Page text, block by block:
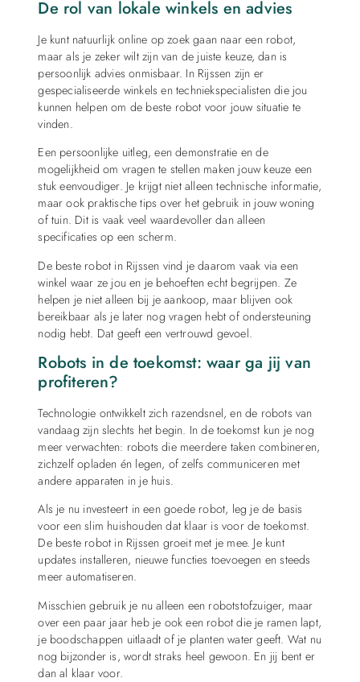
De rol van lokale winkels en advies
Je kunt natuurlijk online op zoek gaan naar een robot,
maar als je zeker wilt zijn van de juiste keuze, dan is
persoonlijk advies onmisbaar. In Rijssen zijn er
gespecialiseerde winkels en techniekspecialisten die jou
kunnen helpen om de beste robot voor jouw situatie te
vinden.
Een persoonlijke uitleg, een demonstratie en de
mogelijkheid om vragen te stellen maken jouw keuze een
stuk eenvoudiger. Je krijgt niet alleen technische informatie,
maar ook praktische tips over het gebruik in jouw woning
of tuin. Dit is vaak veel waardevoller dan alleen
specificaties op een scherm.
De beste robot in Rijssen vind je daarom vaak via een
winkel waar ze jou en je behoeften echt begrijpen. Ze
helpen je niet alleen bij je aankoop, maar blijven ook
bereikbaar als je later nog vragen hebt of ondersteuning
nodig hebt. Dat geeft een vertrouwd gevoel.
Robots in de toekomst: waar ga jij van
profiteren?
Technologie ontwikkelt zich razendsnel, en de robots van
vandaag zijn slechts het begin. In de toekomst kun je nog
meer verwachten: robots die meerdere taken combineren,
zichzelf opladen én legen, of zelfs communiceren met
andere apparaten in je huis.
Als je nu investeert in een goede robot, leg je de basis
voor een slim huishouden dat klaar is voor de toekomst.
De beste robot in Rijssen groeit met je mee. Je kunt
updates installeren, nieuwe functies toevoegen en steeds
meer automatiseren.
Misschien gebruik je nu alleen een robotstofzuiger, maar
over een paar jaar heb je ook een robot die je ramen lapt,
je boodschappen uitlaadt of je planten water geeft. Wat nu
nog bijzonder is, wordt straks heel gewoon. En jij bent er
dan al klaar voor.